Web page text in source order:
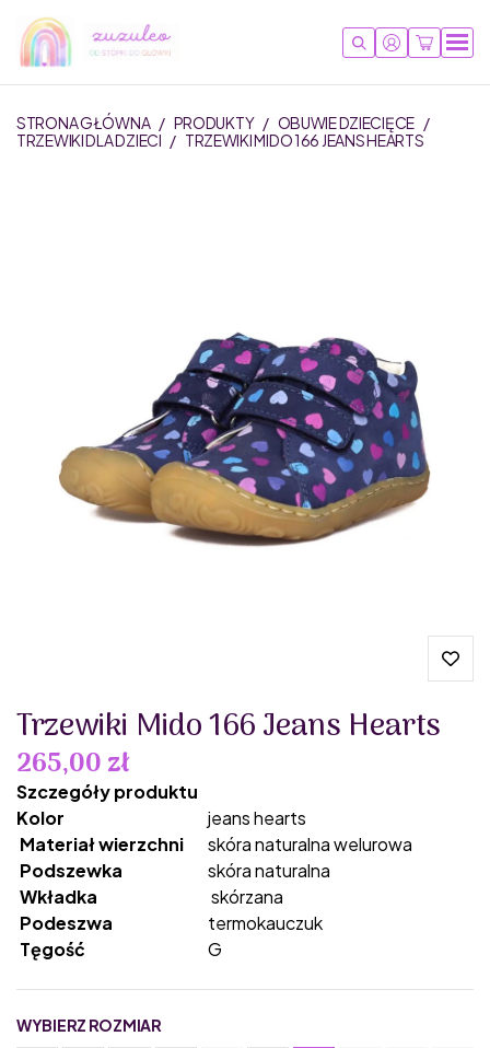
STRONA GŁÓWNA / PRODUKTY / OBUWIE DZIECIĘCE /
TRZEWIKI DLA DZIECI / TRZEWIKI MIDO 166 JEANS HEARTS
Trzewiki Mido 166 Jeans Hearts
265,00 zł
Szczegóły produktu
Kolor
jeans hearts
Materiał wierzchni
skóra naturalna welurowa
Podszewka
skóra naturalna
Wkładka
skórzana
Podeszwa
termokauczuk
Tęgość
G
WYBIERZ ROZMIAR